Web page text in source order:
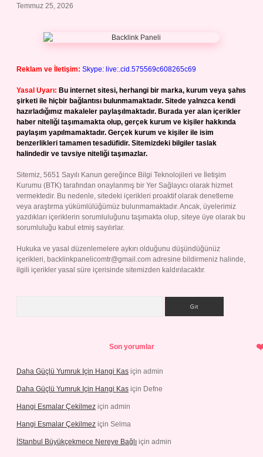
Temmuz 25, 2026
Reklam ve İletişim: Skype: live:.cid.575569c608265c69
Yasal Uyarı: Bu internet sitesi, herhangi bir marka, kurum veya şahıs
şirketi ile hiçbir bağlantısı bulunmamaktadır. Sitede yalnızca kendi
hazırladığımız makaleler paylaşılmaktadır. Burada yer alan içerikler
haber niteliği taşımamakta olup, gerçek kurum ve kişiler hakkında
paylaşım yapılmamaktadır. Gerçek kurum ve kişiler ile isim
benzerlikleri tamamen tesadüfidir. Sitemizdeki bilgiler taslak
halindedir ve tavsiye niteliği taşımazlar.
Sitemiz, 5651 Sayılı Kanun gereğince Bilgi Teknolojileri ve İletişim
Kurumu (BTK) tarafından onaylanmış bir Yer Sağlayıcı olarak hizmet
vermektedir. Bu nedenle, sitedeki içerikleri proaktif olarak denetleme
veya araştırma yükümlülüğümüz bulunmamaktadır. Ancak, üyelerimiz
yazdıkları içeriklerin sorumluluğunu taşımakta olup, siteye üye olarak bu
sorumluluğu kabul etmiş sayılırlar.
Hukuka ve yasal düzenlemelere aykırı olduğunu düşündüğünüz
içerikleri, backlinkpanelicomtr@gmail.com adresine bildirmeniz halinde,
ilgili içerikler yasal süre içerisinde sitemizden kaldırılacaktır.
Son yorumlar
Daha Güçlü Yumruk Için Hangi Kas için admin
Daha Güçlü Yumruk Için Hangi Kas için Defne
Hangi Esmalar Çekilmez için admin
Hangi Esmalar Çekilmez için Selma
İStanbul Büyükçekmece Nereye Bağlı için admin